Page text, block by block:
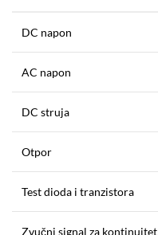
DC napon
AC napon
DC struja
Otpor
Test dioda i tranzistora
Zvučni signal za kontinuitet